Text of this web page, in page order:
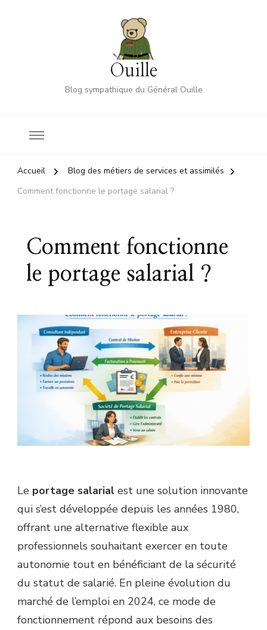
Ouille
Blog sympathique du Général Ouille
Accueil
Blog des métiers de services et assimilés
Comment fonctionne le portage salarial ?
Comment fonctionne
le portage salarial ?
Le portage salarial est une solution innovante
qui s’est développée depuis les années 1980,
offrant une alternative flexible aux
professionnels souhaitant exercer en toute
autonomie tout en bénéficiant de la sécurité
du statut de salarié. En pleine évolution du
marché de l’emploi en 2024, ce mode de
fonctionnement répond aux besoins des